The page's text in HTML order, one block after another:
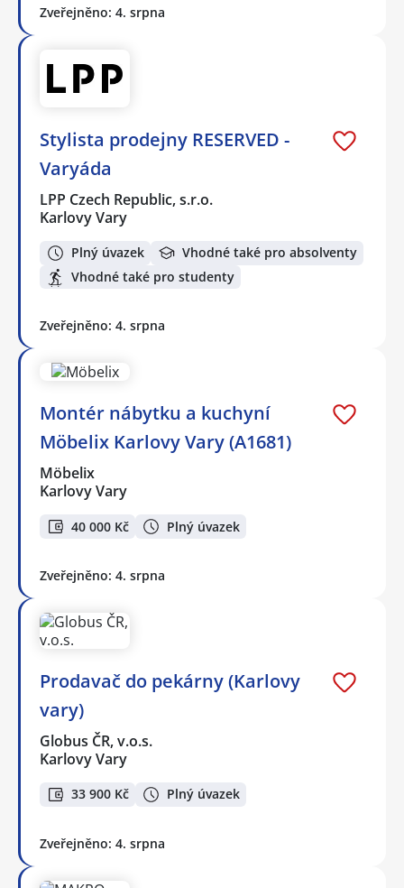
Zveřejněno: 4. srpna
Stylista prodejny RESERVED -
Varyáda
LPP Czech Republic, s.r.o.
Karlovy Vary
Plný úvazek
Vhodné také pro absolventy
Vhodné také pro studenty
Zveřejněno: 4. srpna
Montér nábytku a kuchyní
Möbelix Karlovy Vary (A1681)
Möbelix
Karlovy Vary
40 000 Kč Plný úvazek
Zveřejněno: 4. srpna
Prodavač do pekárny (Karlovy
vary)
Globus ČR, v.o.s.
Karlovy Vary
33 900 Kč Plný úvazek
Zveřejněno: 4. srpna